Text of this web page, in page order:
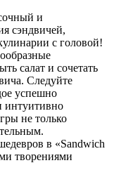
и
сэндвичей,
с головой!
салат и сочетать
Следуйте
успешно
интуитивно
не только
в «Sandwich
творениями